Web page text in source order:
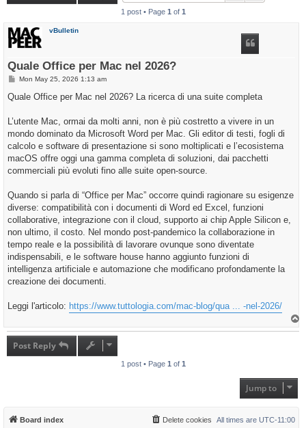
1 post • Page 1 of 1
vBulletin
Quale Office per Mac nel 2026?
P
s
Mon May 25, 2026 1:13 am
Quale Office per Mac nel 2026? La ricerca di una suite completa
L’utente Mac, ormai da molti anni, non è più costretto a vivere in un
mondo dominato da Microsoft Word per Mac. Gli editor di testi, fogli di
calcolo e software di presentazione si sono moltiplicati e l’ecosistema
macOS offre oggi una gamma completa di soluzioni, dai pacchetti
commerciali più evoluti fino alle suite open-source.
Quando si parla di “Office per Mac” occorre quindi ragionare su esigenze
diverse: compatibilità con i documenti di Word ed Excel, funzioni
collaborative, integrazione con il cloud, supporto ai chip Apple Silicon e,
non ultimo, il costo. Nel mondo post-pandemico la collaborazione in
tempo reale e la possibilità di lavorare ovunque sono diventate
indispensabili, e le software house hanno aggiunto funzioni di
intelligenza artificiale e automazione che modificano profondamente la
creazione dei documenti.
Leggi l'articolo: https://www.tuttologia.com/mac-blog/qua ... -nel-2026/
Post Reply
1 post • Page 1 of 1
Jump to
Board index All times are UTC-11:00
Delete cookies